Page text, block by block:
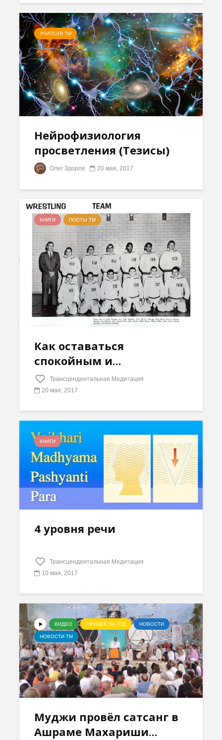
УЧИТЕЛЯ ТМ
Нейрофизиология
просветления (Тезисы)
Олег Здоров 20 мая, 2017
КНИГИ ПОСТЫ ТМ
Как оставаться
спокойным и...
Трансцендентальная Медитация
20 мая, 2017
КНИГИ
4 уровня речи
Трансцендентальная Медитация
10 мая, 2017
ВИДЕО ЛУЧШЕЕ ЗА ГОД НОВОСТИ
НОВОСТИ ТМ
Муджи провёл сатсанг в
Ашраме Махариши...